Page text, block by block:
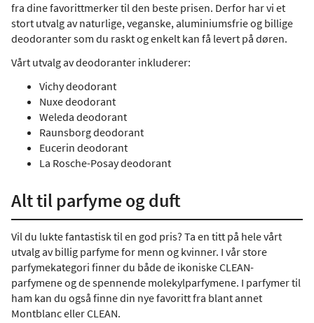
fra dine favorittmerker til den beste prisen. Derfor har vi et
stort utvalg av naturlige, veganske, aluminiumsfrie og billige
deodoranter som du raskt og enkelt kan få levert på døren.
Vårt utvalg av deodoranter inkluderer:
Vichy deodorant
Nuxe deodorant
Weleda deodorant
Raunsborg deodorant
Eucerin deodorant
La Rosche-Posay deodorant
Alt til parfyme og duft
Vil du lukte fantastisk til en god pris? Ta en titt på hele vårt
utvalg av billig parfyme for menn og kvinner. I vår store
parfymekategori finner du både de ikoniske CLEAN-
parfymene og de spennende molekylparfymene. I parfymer til
ham kan du også finne din nye favoritt fra blant annet
Montblanc eller CLEAN.